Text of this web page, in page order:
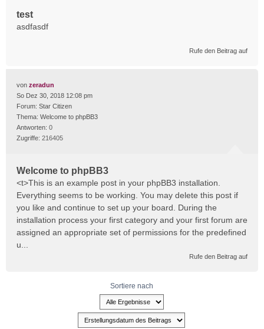
test
asdfasdf
Rufe den Beitrag auf
von zeradun
So Dez 30, 2018 12:08 pm
Forum: Star Citizen
Thema: Welcome to phpBB3
Antworten: 0
Zugriffe: 216405
Welcome to phpBB3
<t>This is an example post in your phpBB3 installation.
Everything seems to be working. You may delete this post if
you like and continue to set up your board. During the
installation process your first category and your first forum are
assigned an appropriate set of permissions for the predefined
u...
Rufe den Beitrag auf
Sortiere nach